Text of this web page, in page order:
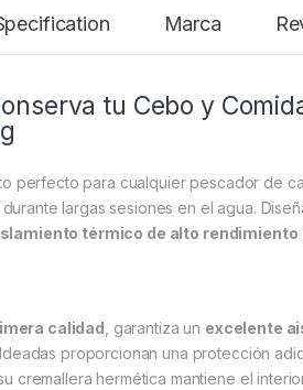
Marca
tu Cebo y
perfecto para cualquier pescador de
largas sesiones en el agua.
térmico de alto rendimiento
calidad , garantiza un excelente
proporcionan una protección
cremallera hermética mantiene el